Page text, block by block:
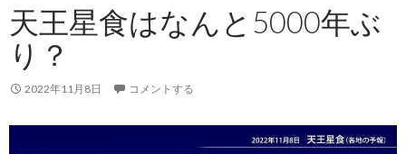
ッ
プ
天王星食はなんと5000年ぶ
り？
2022年11月8日 コメントする